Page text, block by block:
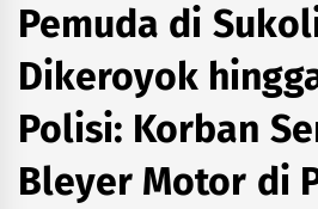
Pemuda di
Dikeroyok
Polisi: Korban
Bleyer Motor di